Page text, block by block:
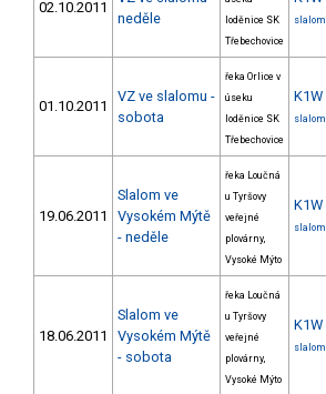
02.10.2011
neděle
loděnice SK
Třebechovice
slalom
01.10.2011
VZ ve slalomu -
sobota
řeka Orlice v
úseku
loděnice SK
Třebechovice
K1W
slalom
19.06.2011
Slalom ve
Vysokém Mýtě
- neděle
řeka Loučná
u Tyršovy
veřejné
plovárny,
Vysoké Mýto
K1W
slalom
18.06.2011
Slalom ve
Vysokém Mýtě
- sobota
řeka Loučná
u Tyršovy
veřejné
plovárny,
Vysoké Mýto
K1W
slalom